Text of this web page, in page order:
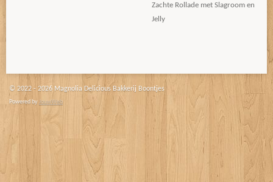
Zachte Rollade met Slagroom en
Jelly
© 2022 - 2026 Magnolia Delicious Bakkerij Boontjes
Powered byJouwWeb